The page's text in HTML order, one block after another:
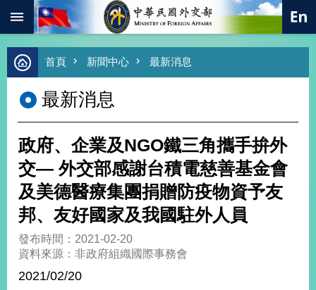
跳到主要內容區塊
進
階
尋
熱
關
總
合
外
交
價
值
首頁 新聞中心 最新消息
最新消息
政府、企業及NGO鐵三角攜手拚外
交— 外交部感謝台積電慈善基金會
及美德醫療集團捐贈防疫物資予友
邦、友好國家及我國駐外人員
發布時間：2021-02-20
資料來源：非政府組織國際事務會
2021/02/20